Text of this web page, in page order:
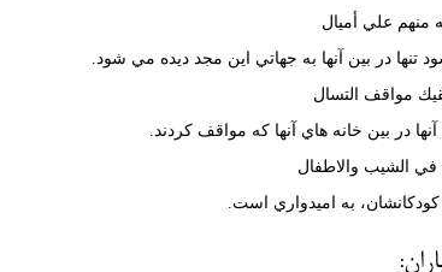
علي أميال
تنها در بين آنها به جهاتي اين مجد ديده مي شود.
مواقف التسال
در بين خانه هاي آنها که مواقف کردند.
الشيب والاطفال
کودکانشان، به اميدواري است.